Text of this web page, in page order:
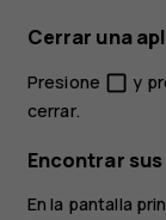
Cerrar una
Presione check_box_outline_blank y
cerrar.
Encontrar
En la pantalla